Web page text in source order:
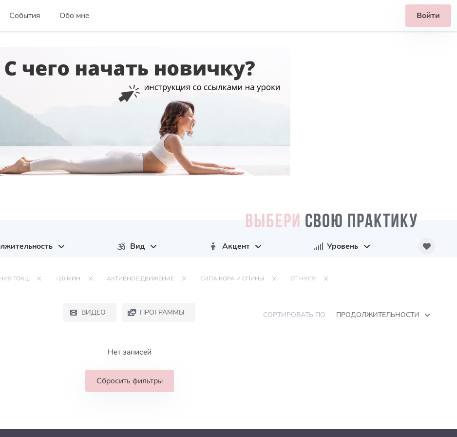
События Обо мне Войти
ВЫБЕРИ СВОЮ ПРАКТИКУ
Вид Акцент Уровень
ТОКЦ ~20 МИН АКТИВНОЕ ДВИЖЕНИЕ СИЛА КОРА И СПИНЫ ОТ НУЛЯ
ВИДЕО ПРОГРАММЫ СОРТИРОВАТЬ ПО ПРОДОЛЖИТЕЛЬНОСТИ
Нет записей
Сбросить фильтры